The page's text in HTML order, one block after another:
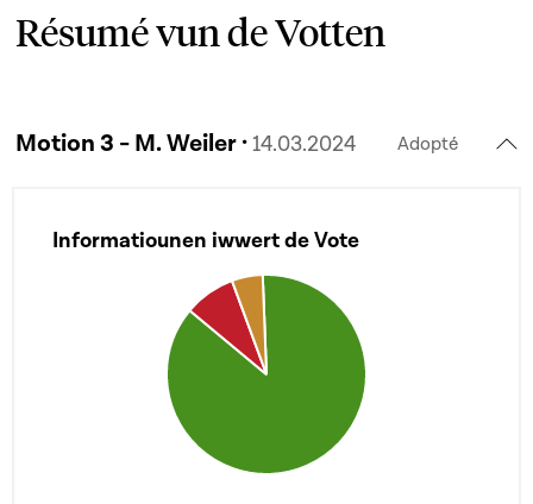
Résumé vun de Votten
Motion 3 - M. Weiler ·14.03.2024 Adopté
Informatiounen iwwert de Vote